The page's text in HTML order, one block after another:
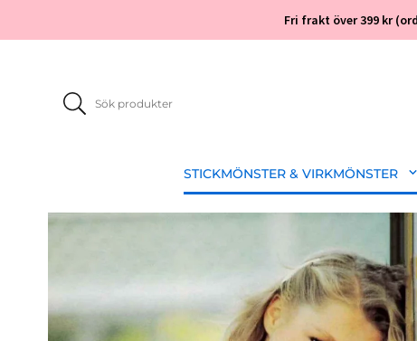
Fri frakt över 399 kr
STICKMÖNSTER & VIRKMÖNSTER